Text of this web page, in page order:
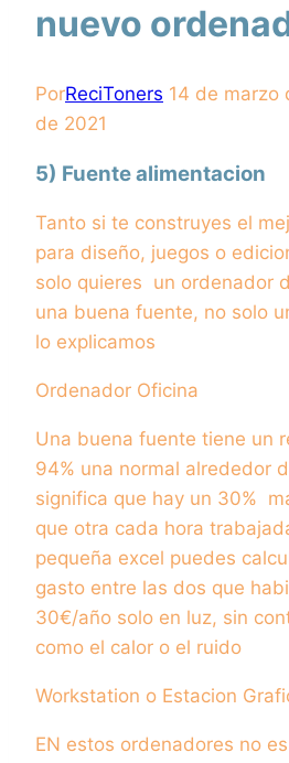
nuevo
PorReciToners 14 de marzo
de 2021
5) Fuente alimentacion
Tanto si te construyes el
para diseño, juegos o
solo quieres un ordenador
una buena fuente, no solo
lo explicamos
Ordenador Oficina
Una buena fuente tiene un
94% una normal alrededor
significa que hay un 30%
que otra cada hora
pequeña excel puedes
gasto entre las dos que
30€/año solo en luz, sin
como el calor o el ruido
Workstation o Estacion
EN estos ordenadores no